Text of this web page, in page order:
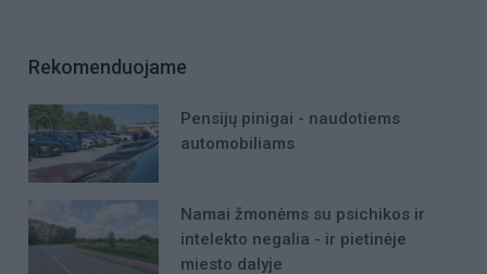
Rekomenduojame
Pensijų pinigai - naudotiems
automobiliams
Namai žmonėms su psichikos ir
intelekto negalia - ir pietinėje
miesto dalyje